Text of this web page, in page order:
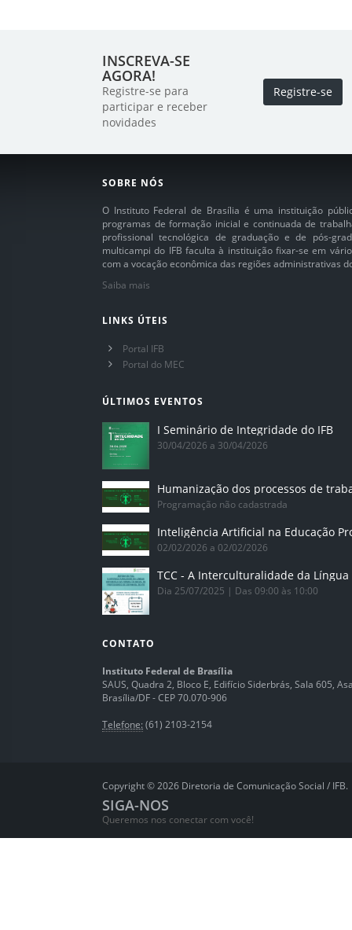
INSCREVA-SE
AGORA!
Registre-se para
participar e receber
novidades
Registre-se
SOBRE NÓS
O Instituto Federal de Brasília é uma instituição
programas de formação inicial e continuada de
profissional tecnológica de graduação e de pós-
multicampi do IFB faculta à instituição fixar-se em
com a vocação econômica das regiões administrativas
Saiba mais
LINKS ÚTEIS
Portal IFB
Portal do MEC
ÚLTIMOS EVENTOS
I Seminário de Integridade do IFB
30/04/2026 a 30/04/2026
Humanização dos processos de
Programação não cadastrada
02/02/2026 a 02/02/2026
Dia 25/07/2025 | Das 09:00 às 10:00
CONTATO
Instituto Federal de Brasília
SAUS, Quadra 2, Bloco E, Edifício Siderbrás, Sala 605,
Brasília/DF - CEP 70.070-906
Telefone: (61) 2103-2154
Copyright © 2026 Diretoria de Comunicação Social / IFB.
SIGA-NOS
Queremos nos conectar com você!